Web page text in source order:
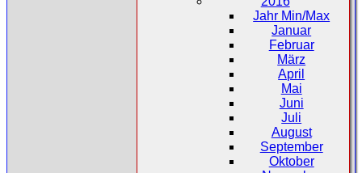
Jahr Min/Max
Januar
Februar
März
April
Mai
Juni
Juli
August
September
Oktober